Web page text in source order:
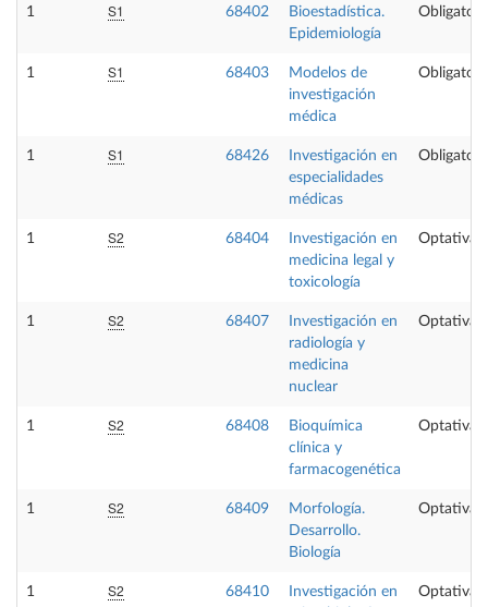
1 S1 68402
Bioestadística.
Epidemiología
1 S1 68403
Modelos de
investigación
médica
1 S1 68426
Investigación en
especialidades
médicas
1 S2 68404
Investigación en
medicina legal y
toxicología
Optativa
1 S2 68407
Investigación en
radiología y
medicina
nuclear
Optativa
1 S2 68408
Bioquímica
clínica y
farmacogenética
Optativa
1 S2 68409
Morfología.
Desarrollo.
Biología
Optativa
1 S2 68410
Investigación en
Optativa